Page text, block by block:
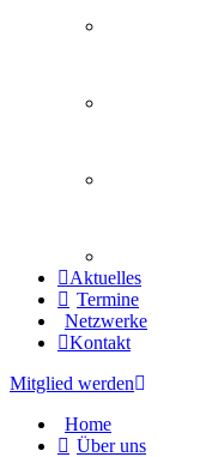
Aktuelles
Termine
Netzwerke
Kontakt
Mitglied werden
Home
Über uns